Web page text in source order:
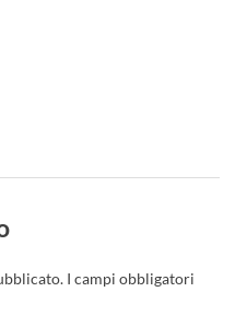
I campi obbligatori